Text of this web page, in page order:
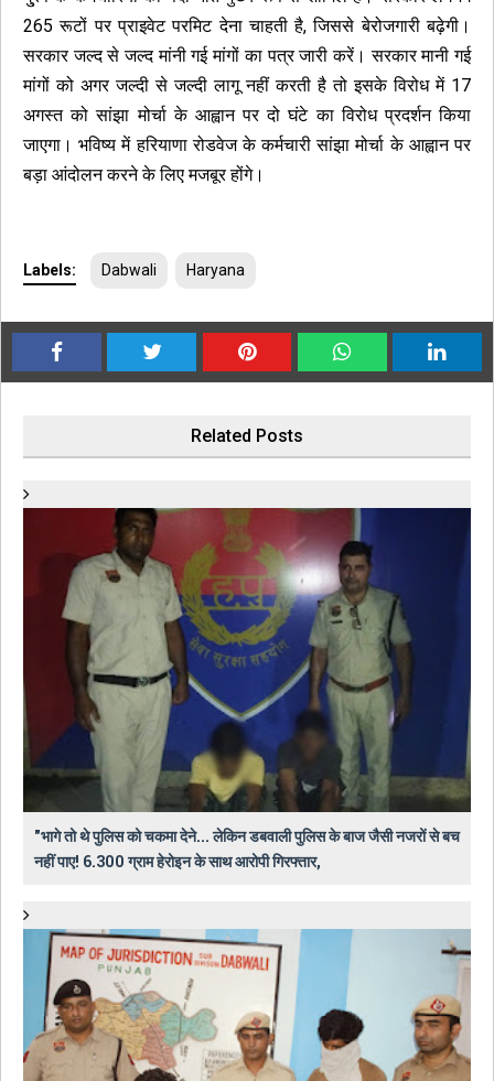
265 रूटों पर प्राइवेट परमिट देना चाहती है, जिससे बेरोजगारी बढ़ेगी।
सरकार जल्द से जल्द मांनी गई मांगों का पत्र जारी करें। सरकार मानी गई
मांगों को अगर जल्दी से जल्दी लागू नहीं करती है तो इसके विरोध में 17
अगस्त को सांझा मोर्चा के आह्वान पर दो घंटे का विरोध प्रदर्शन किया
जाएगा। भविष्य में हरियाणा रोडवेज के कर्मचारी सांझा मोर्चा के आह्वान पर
बड़ा आंदोलन करने के लिए मजबूर होंगे।
Labels: Dabwali Haryana
Related Posts
"भागे तो थे पुलिस को चकमा देने... लेकिन डबवाली पुलिस के बाज जैसी नजरों से बच
नहीं पाए! 6.300 ग्राम हेरोइन के साथ आरोपी गिरफ्तार,